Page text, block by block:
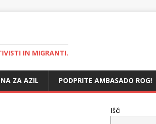
IN MIGRANTI.
ZA AZIL PODPRITE AMBASADO ROG!
Išči